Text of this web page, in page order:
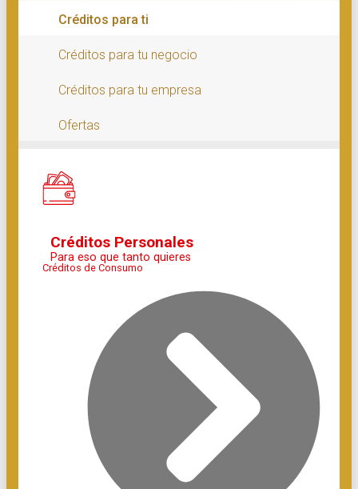
Créditos para ti
Créditos para tu negocio
Créditos para tu empresa
Ofertas
Créditos Personales
Para eso que tanto quieres
Créditos de Consumo